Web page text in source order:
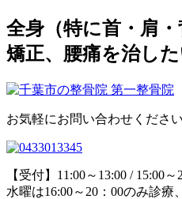
全身（特に首・肩
矯正、腰痛を治し
お気軽にお問い合わせください
【受付】11:00～13:00 / 15:00～
水曜は16:00～20：00のみ診療